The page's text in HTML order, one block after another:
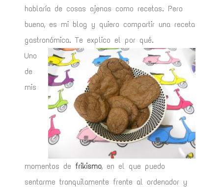
hablaría de cosas ajenas como recetas. Pero
bueno, es mi blog y quiero compartir una receta
gastronómica. Te explico el por qué.
Uno
de
mis
momentos de frikismo, en el que puedo
sentarme tranquilamente frente al ordenador y